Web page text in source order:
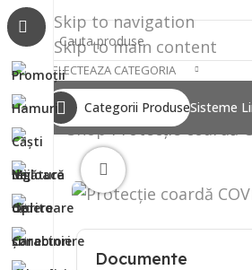
Skip to navigation
Skip to main content
SELECTEAZA CATEGORIA
Categorii ProduseSisteme
Shop Protecție coardă
Documente